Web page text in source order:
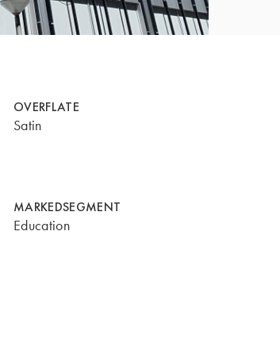
OVERFLATE
Satin
MARKEDSEGMENT
Education